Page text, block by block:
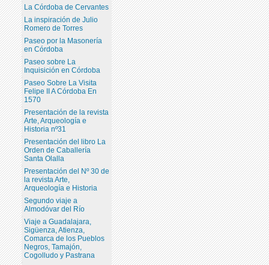
La Córdoba de Cervantes
La inspiración de Julio
Romero de Torres
Paseo por la Masonería
en Córdoba
Paseo sobre La
Inquisición en Córdoba
Paseo Sobre La Visita
Felipe II A Córdoba En
1570
Presentación de la revista
Arte, Arqueología e
Historia nº31
Presentación del libro La
Orden de Caballería
Santa Olalla
Presentación del Nº 30 de
la revista Arte,
Arqueología e Historia
Segundo viaje a
Almodóvar del Río
Viaje a Guadalajara,
Sigüenza, Atienza,
Comarca de los Pueblos
Negros, Tamajón,
Cogolludo y Pastrana